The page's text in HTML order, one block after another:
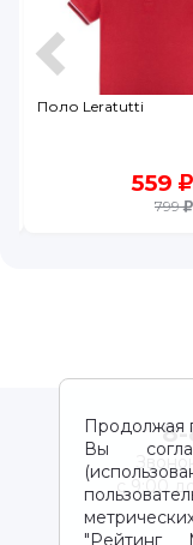
Продолжая
Вы
"Рейтинг
8-
с 9:00